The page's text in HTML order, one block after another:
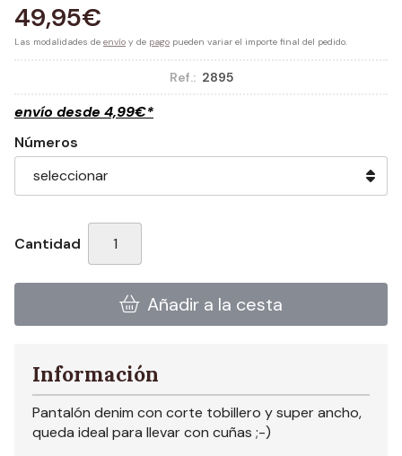
49,95€
Las modalidades de envío y de pago pueden variar el importe final del pedido.
Ref.: 2895
envío desde 4,99€*
Números
Cantidad
Añadir a la cesta
Información
Pantalón denim con corte tobillero y super ancho,
queda ideal para llevar con cuñas ;-)